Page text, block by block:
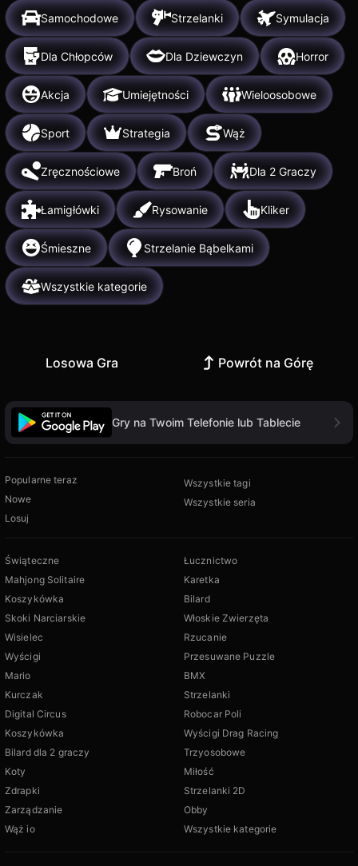
Samochodowe Strzelanki Symulacja
Dla Chłopców Dla Dziewczyn Horror
Akcja Umiejętności Wieloosobowe
Sport Strategia Wąż
Zręcznościowe Broń Dla 2 Graczy
Łamigłówki Rysowanie Kliker
Śmieszne Strzelanie Bąbelkami
Wszystkie kategorie
Losowa Gra Powrót na Górę
Gry na Twoim Telefonie lub Tablecie
Popularne teraz
Nowe
Losuj
Wszystkie tagi
Wszystkie seria
Świąteczne
Mahjong Solitaire
Koszykówka
Skoki Narciarskie
Wisielec
Wyścigi
Mario
Kurczak
Digital Circus
Koszykówka
Bilard dla 2 graczy
Koty
Zdrapki
Zarządzanie
Wąż io
Łucznictwo
Karetka
Bilard
Włoskie Zwierzęta
Rzucanie
Przesuwane Puzzle
BMX
Strzelanki
Robocar Poli
Wyścigi Drag Racing
Trzyosobowe
Miłość
Strzelanki 2D
Obby
Wszystkie kategorie